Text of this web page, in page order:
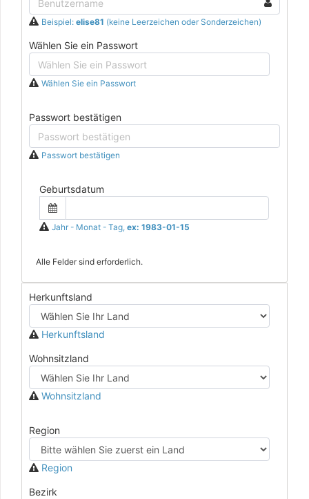
Beispiel:elise81 (keine Leerzeichen oder Sonderzeichen)
Wählen Sie ein Passwort
Wählen Sie ein Passwort
Passwort bestätigen
Passwort bestätigen
Geburtsdatum
Jahr - Monat - Tag,ex: 1983-01-15
Alle Felder sind erforderlich.
Herkunftsland
Herkunftsland
Wohnsitzland
Wohnsitzland
Region
Region
Bezirk